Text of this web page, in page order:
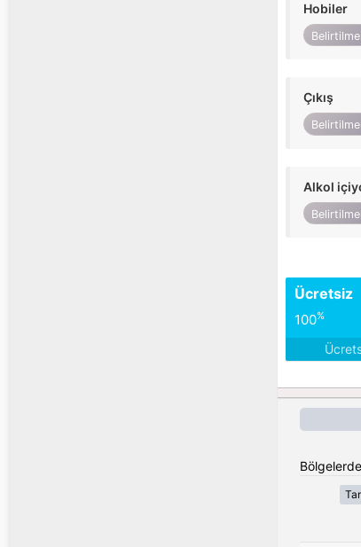
Hobiler
Çıkış
Alkol
Ücretsiz
100%